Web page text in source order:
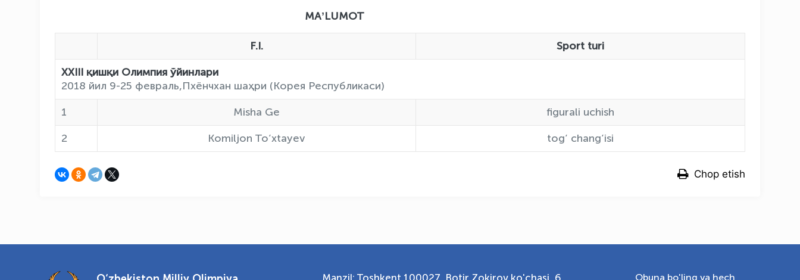
MAʼLUMOT
F.I.
Sport turi
XXIII қишқи Олимпия ўйинлари
2018 йил 9-25 февраль,Пхёнчхан шаҳри (Корея Республикаси)
1
Misha Ge
figurali uchish
2
Komiljon To‘xtayev tog‘ chang‘isi
Chop etish
Manzil: Toshkent 100027, Botir Zokirov ko'chasi, 6 Obuna bo'ling va hech